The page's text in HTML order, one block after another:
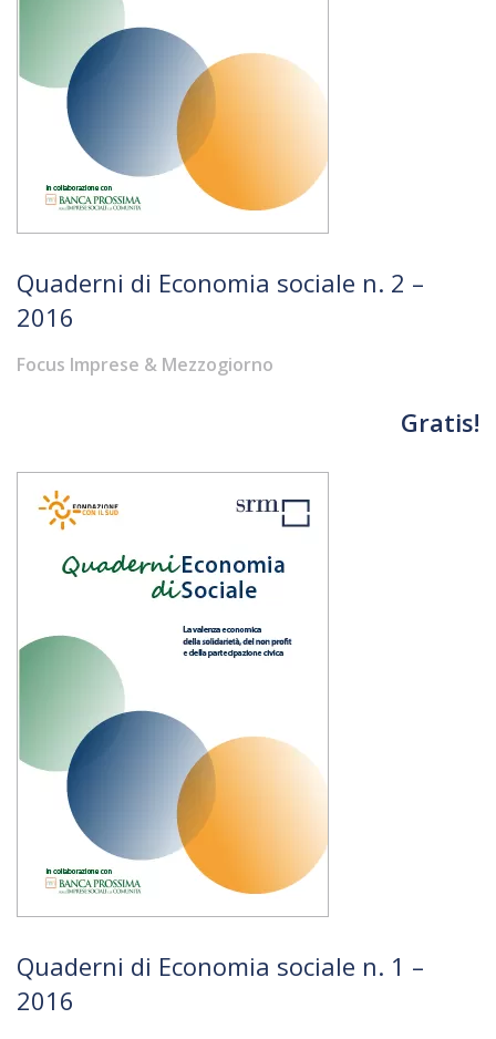
Quaderni di Economia sociale n. 2 –
2016
Focus Imprese & Mezzogiorno
Gratis!
Quaderni di Economia sociale n. 1 –
2016